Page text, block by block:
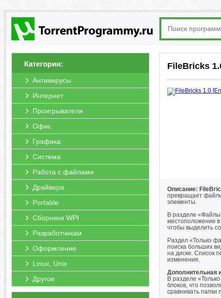
Категории:
Антивирусы
Интернет
Проигрыватели
Офис
Графика
Система
Работа с файлами
Драйвера
Portable
Сборники WPI
Разработчикам
Оформление
Linux, Unix
Другое
FileBricks
Описание:
превращает
элементы.
В разделе «Файлы
местоположение в
чтобы выделить
Раздел «Только
поиска больших
на диске. Список
изменения.
Дополнительная
В разделе
блоков, что
сравнивать папки